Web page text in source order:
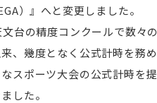
）』へと変更しました。
台の精度コンクールで数々
、幾度となく公式計時を務
スポーツ大会の公式計時を
した。